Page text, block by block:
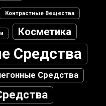
Контрастные Вещества
Косметика
Средства
Средства